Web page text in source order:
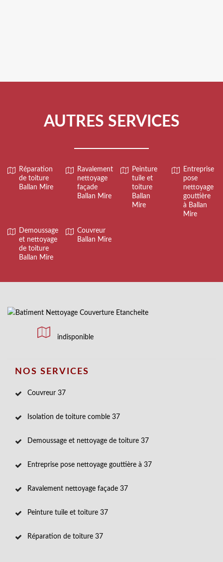
AUTRES SERVICES
Réparation
de toiture
Ballan Mire
Ravalement
nettoyage
façade
Ballan Mire
Peinture
tuile et
toiture
Ballan
Mire
Entreprise
pose
nettoyage
gouttière
à Ballan
Mire
Demoussage
et nettoyage
de toiture
Ballan Mire
Couvreur
Ballan Mire
indisponible
NOS SERVICES
Couvreur 37
Isolation de toiture comble 37
Demoussage et nettoyage de toiture 37
Entreprise pose nettoyage gouttière à 37
Ravalement nettoyage façade 37
Peinture tuile et toiture 37
Réparation de toiture 37